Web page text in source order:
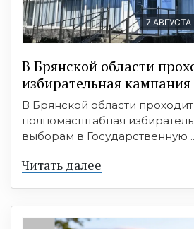
7 АВГУСТА
В Брянской области
избирательная кампания
В Брянской области проходит
полномасштабная
выборам в Государственную
Читать далее